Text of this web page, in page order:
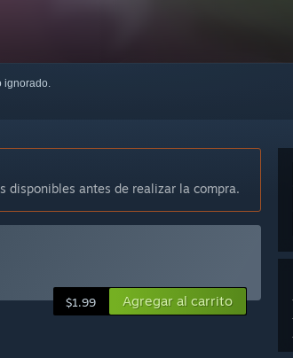
ignorado.
disponibles antes de realizar la compra.
$1.99 Agregar al carrito